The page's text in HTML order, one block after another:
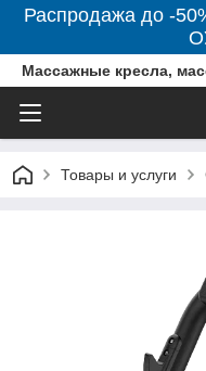
Распродажа до -
Массажные кресла,
Товары и услуги